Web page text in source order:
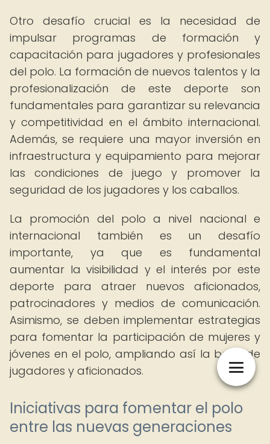
Otro desafío crucial es la necesidad de
impulsar programas de formación y
capacitación para jugadores y profesionales
del polo. La formación de nuevos talentos y la
profesionalización de este deporte son
fundamentales para garantizar su relevancia
y competitividad en el ámbito internacional.
Además, se requiere una mayor inversión en
infraestructura y equipamiento para mejorar
las condiciones de juego y promover la
seguridad de los jugadores y los caballos.
La promoción del polo a nivel nacional e
internacional también es un desafío
importante, ya que es fundamental
aumentar la visibilidad y el interés por este
deporte para atraer nuevos aficionados,
patrocinadores y medios de comunicación.
Asimismo, se deben implementar estrategias
para fomentar la participación de mujeres y
jóvenes en el polo, ampliando así la base de
jugadores y aficionados.
Iniciativas para fomentar el polo
entre las nuevas generaciones